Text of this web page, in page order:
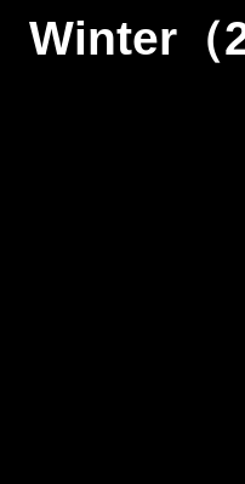
Winter（